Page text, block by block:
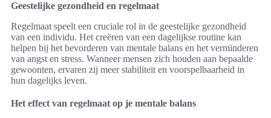
Geestelijke gezondheid en regelmaat
Regelmaat speelt een cruciale rol in de geestelijke gezondheid
van een individu. Het creëren van een dagelijkse routine kan
helpen bij het bevorderen van mentale balans en het verminderen
van angst en stress. Wanneer mensen zich houden aan bepaalde
gewoonten, ervaren zij meer stabiliteit en voorspelbaarheid in
hun dagelijks leven.
Het effect van regelmaat op je mentale balans